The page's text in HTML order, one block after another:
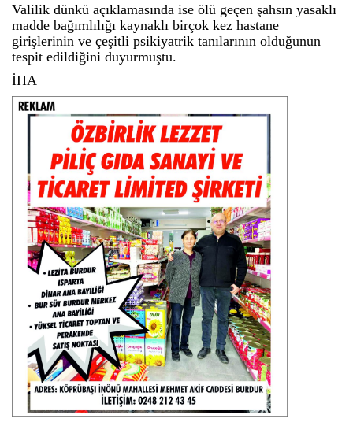
Valilik dünkü açıklamasında ise ölü geçen şahsın yasaklı
madde bağımlılığı kaynaklı birçok kez hastane
girişlerinin ve çeşitli psikiyatrik tanılarının olduğunun
tespit edildiğini duyurmuştu.
İHA